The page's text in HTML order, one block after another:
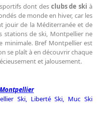
dont des clubs de ski à
de monde en hiver, car les
jouir de la Méditerranée et de
stations de ski, Montpellier ne
minimale. Bref Montpellier est
se plaît à en découvrir chaque
et jalousement.
Ski, Liberté Ski, Muc Ski